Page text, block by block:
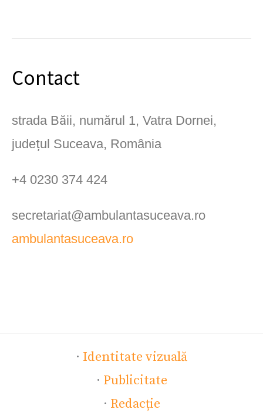
Contact
strada Băii, numărul 1, Vatra Dornei,
județul Suceava, România
+4 0230 374 424
secretariat@ambulantasuceava.ro
ambulantasuceava.ro
· Identitate vizuală
· Publicitate
· Redacție